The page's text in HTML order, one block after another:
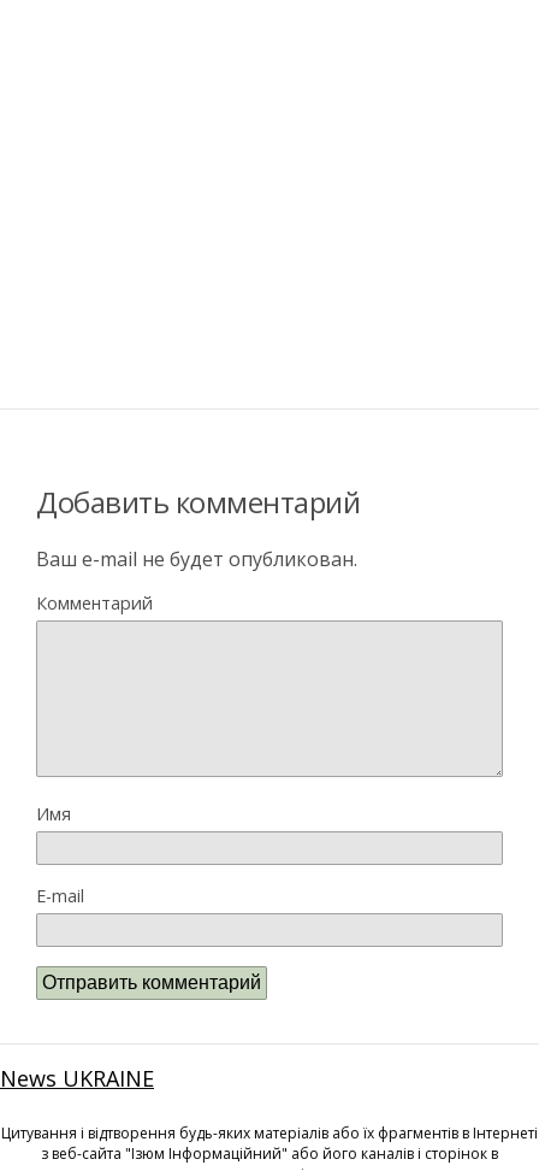
Добавить комментарий
Ваш e-mail не будет опубликован.
Комментарий
Имя
E-mail
News UKRAINE
Цитування і відтворення будь-яких матеріалів або їх фрагментів в Інтернеті
з веб-сайта "Ізюм Інформаційний" або його каналів і сторінок в